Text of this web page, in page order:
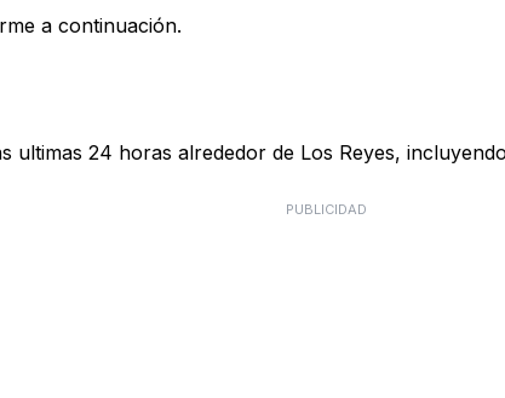
a continuación.
ultimas 24 horas alrededor de Los Reyes,
PUBLICIDAD